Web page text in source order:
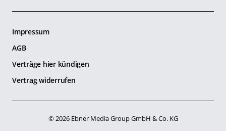
Impressum
AGB
Verträge hier kündigen
Vertrag widerrufen
© 2026 Ebner Media Group GmbH & Co. KG